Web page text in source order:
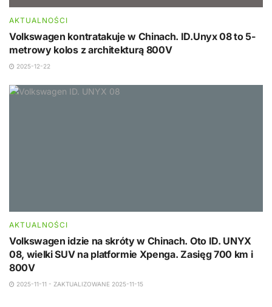
AKTUALNOŚCI
Volkswagen kontratakuje w Chinach. ID.Unyx 08 to 5-
metrowy kolos z architekturą 800V
2025-12-22
AKTUALNOŚCI
Volkswagen idzie na skróty w Chinach. Oto ID. UNYX
08, wielki SUV na platformie Xpenga. Zasięg 700 km i
800V
2025-11-11 - ZAKTUALIZOWANE 2025-11-15